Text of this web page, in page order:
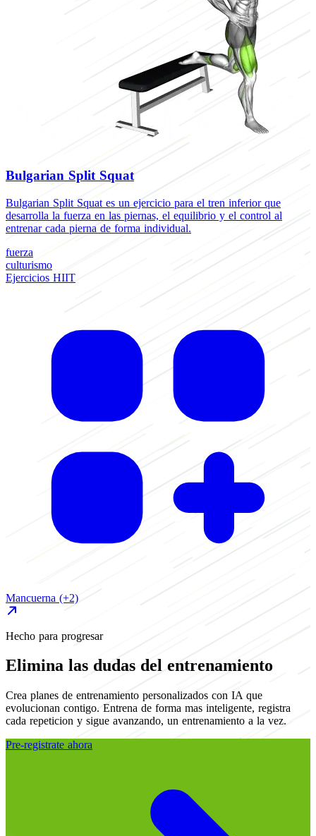
Bulgarian Split Squat
Bulgarian Split Squat es un ejercicio para el tren inferior que
desarrolla la fuerza en las piernas, el equilibrio y el control al
entrenar cada pierna de forma individual.
fuerza
culturismo
Ejercicios HIIT
Mancuerna (+2)
Hecho para progresar
Elimina las dudas del entrenamiento
Crea planes de entrenamiento personalizados con IA que
evolucionan contigo. Entrena de forma mas inteligente, registra
cada repeticion y sigue avanzando, un entrenamiento a la vez.
Pre-registrate ahora